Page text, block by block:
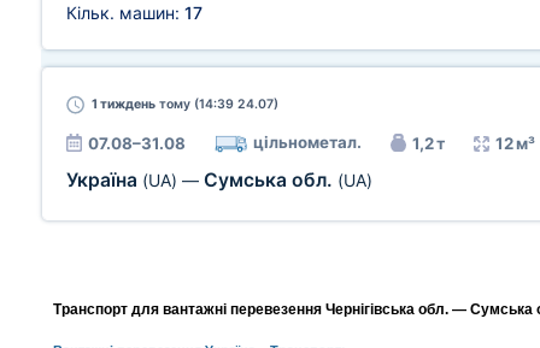
Кільк. машин: 17
1 тиждень тому (14:39 24.07)
07.08–31.08 цільнометал. 1,2 т 12 м³
Україна (UA) — Сумська обл. (UA)
Транспорт для вантажні перевезення Чернігівська обл. — Сумська